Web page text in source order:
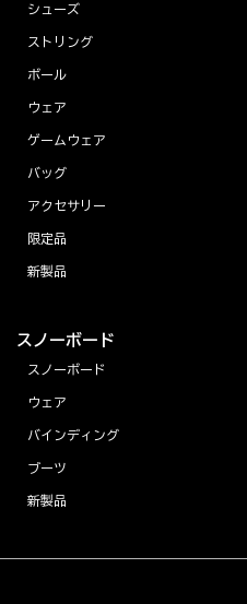
シューズ
ストリング
ボール
ウェア
ゲームウェア
バッグ
アクセサリー
限定品
新製品
スノーボード
スノーボード
ウェア
バインディング
ブーツ
新製品